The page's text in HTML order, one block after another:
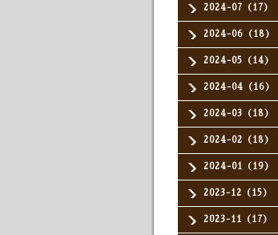
2024-07（17）
2024-06（18）
2024-05（14）
2024-04（16）
2024-03（18）
2024-02（18）
2024-01（19）
2023-12（15）
2023-11（17）